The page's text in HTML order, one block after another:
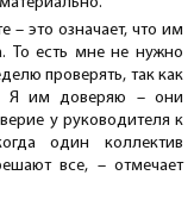
– это означает, что им
То есть мне не нужно
проверять, так как
Я им доверяю – они
у руководителя к
один коллектив
все, – отмечает